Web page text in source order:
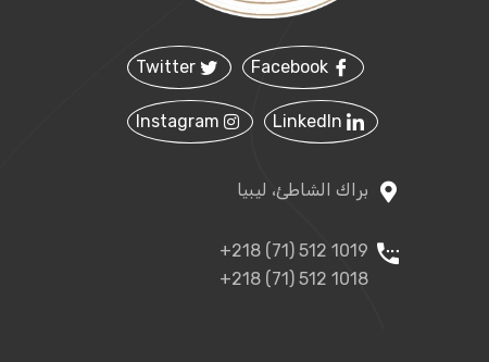
براك الشاطئ، ليبيا
+218 (71) 512 1019
+218 (71) 512 1018